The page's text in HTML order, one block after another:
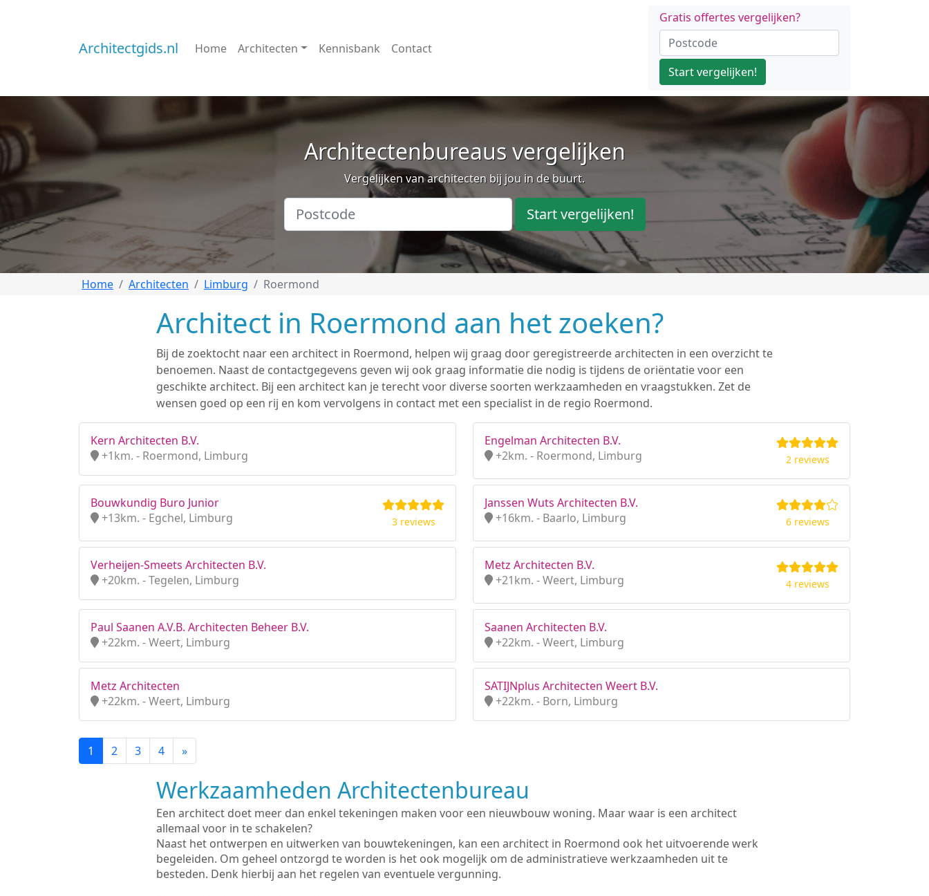
Architectgids.nl Home Architecten Kennisbank Contact
Gratis offertes vergelijken?
Start vergelijken!
Architectenbureaus vergelijken
Vergelijken van architecten bij jou in de buurt.
Start vergelijken!
Home Architecten Limburg Roermond
Architect in Roermond aan het zoeken?
Bij de zoektocht naar een architect in Roermond, helpen wij graag door geregistreerde architecten in een overzicht te
benoemen. Naast de contactgegevens geven wij ook graag informatie die nodig is tijdens de oriëntatie voor een
geschikte architect. Bij een architect kan je terecht voor diverse soorten werkzaamheden en vraagstukken. Zet de
wensen goed op een rij en kom vervolgens in contact met een specialist in de regio Roermond.
Kern Architecten B.V.
+1km. - Roermond, Limburg
Engelman Architecten B.V.
+2km. - Roermond, Limburg
2 reviews
Bouwkundig Buro Junior
+13km. - Egchel, Limburg
3 reviews
Janssen Wuts Architecten B.V.
+16km. - Baarlo, Limburg
6 reviews
Verheijen-Smeets Architecten B.V.
+20km. - Tegelen, Limburg
Metz Architecten B.V.
+21km. - Weert, Limburg
4 reviews
Paul Saanen A.V.B. Architecten Beheer B.V.
+22km. - Weert, Limburg
Saanen Architecten B.V.
+22km. - Weert, Limburg
Metz Architecten
+22km. - Weert, Limburg
SATIJNplus Architecten Weert B.V.
+22km. - Born, Limburg
1 2 3 4 »
Werkzaamheden Architectenbureau
Een architect doet meer dan enkel tekeningen maken voor een nieuwbouw woning. Maar waar is een architect
allemaal voor in te schakelen?
Naast het ontwerpen en uitwerken van bouwtekeningen, kan een architect in Roermond ook het uitvoerende werk
begeleiden. Om geheel ontzorgd te worden is het ook mogelijk om de administratieve werkzaamheden uit te
besteden. Denk hierbij aan het regelen van eventuele vergunning.